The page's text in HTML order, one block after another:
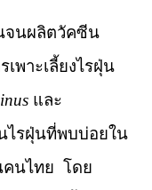
จนผลิตวัคซีน
พาะเลี้ยงไรฝุ่น
และ
ไรฝุ่นที่พบบ่อยใน
คนไทย โดย